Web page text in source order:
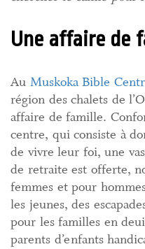
Une affaire de
Au Muskoka Bible
région des chalets de
affaire de famille.
centre, qui consiste à
de vivre leur foi, une
de retraite est offerte,
femmes et pour
les jeunes, des
pour les familles en
parents d’enfants